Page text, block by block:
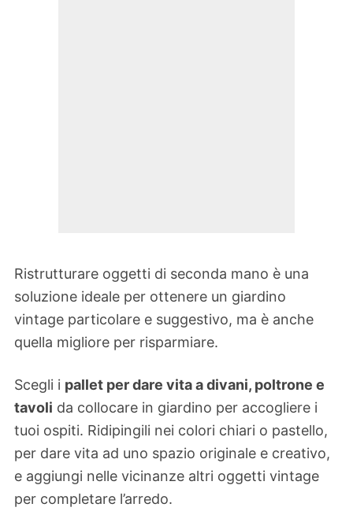
Ristrutturare oggetti di seconda mano è una
soluzione ideale per ottenere un giardino
vintage particolare e suggestivo, ma è anche
quella migliore per risparmiare.
Scegli i pallet per dare vita a divani, poltrone e
tavoli da collocare in giardino per accogliere i
tuoi ospiti. Ridipingili nei colori chiari o pastello,
per dare vita ad uno spazio originale e creativo,
e aggiungi nelle vicinanze altri oggetti vintage
per completare l’arredo.